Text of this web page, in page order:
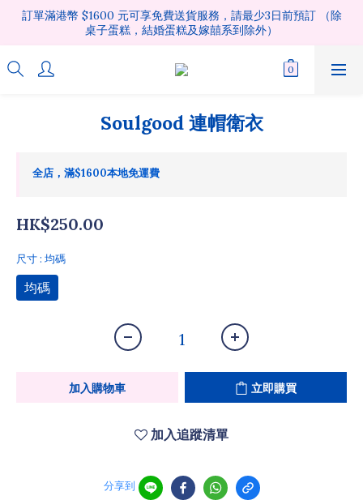
訂單滿港幣 $1600 元可享免費送貨服務，請最少3日前預訂 （除
桌子蛋糕，結婚蛋糕及嫁囍系到除外）
Soulgood 連帽衛衣
全店，滿$1600本地免運費
HK$250.00
尺寸: 均碼
均碼
加入購物車 立即購買
加入追蹤清單
分享到